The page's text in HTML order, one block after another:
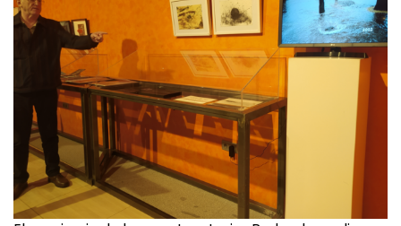
El comisario de la muestra, Javier Redondo explica